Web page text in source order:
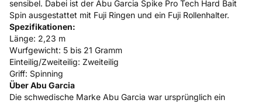
sensibel. Dabei ist der Abu Garcia Spike Pro Tech Hard Bait
Spin ausgestattet mit Fuji Ringen und ein Fuji Rollenhalter.
Spezifikationen:
Länge: 2,23 m
Wurfgewicht: 5 bis 21 Gramm
Einteilig/Zweiteilig: Zweiteilig
Griff: Spinning
Über Abu Garcia
Die schwedische Marke Abu Garcia war ursprünglich ein